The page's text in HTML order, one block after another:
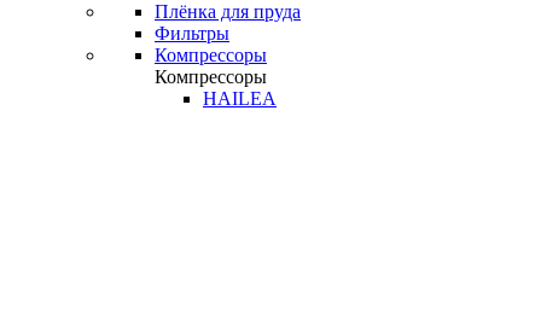
Плёнка для пруда
Фильтры
Компрессоры
Компрессоры
HAILEA